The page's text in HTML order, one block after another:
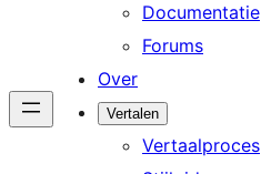
Documentatie
Forums
Over
Vertalen
Vertaalproces